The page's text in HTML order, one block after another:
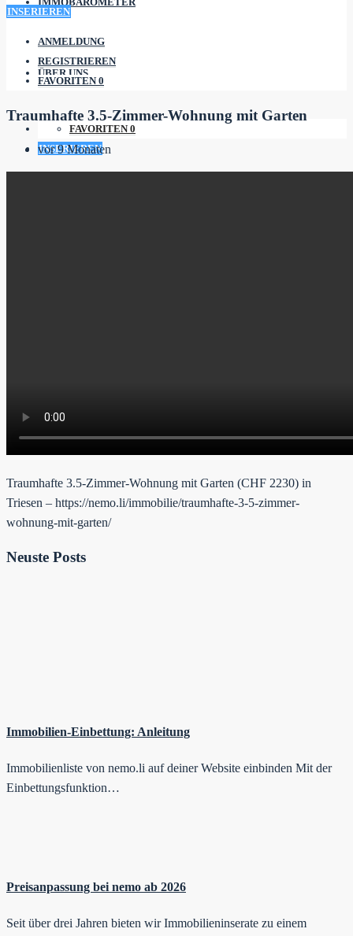
ÜBER UNS
FAVORITEN 0
INSERIEREN
INSERIEREN
ANMELDUNG
REGISTRIEREN
FAVORITEN 0
Traumhafte 3.5-Zimmer-Wohnung mit Garten
vor 9 Monaten
Traumhafte 3.5-Zimmer-Wohnung mit Garten (CHF 2230) in
Triesen – https://nemo.li/immobilie/traumhafte-3-5-zimmer-
wohnung-mit-garten/
Neuste Posts
Immobilien-Einbettung: Anleitung
Immobilienliste von nemo.li auf deiner Website einbinden Mit der
Einbettungsfunktion…
Preisanpassung bei nemo ab 2026
Seit über drei Jahren bieten wir Immobilieninserate zu einem